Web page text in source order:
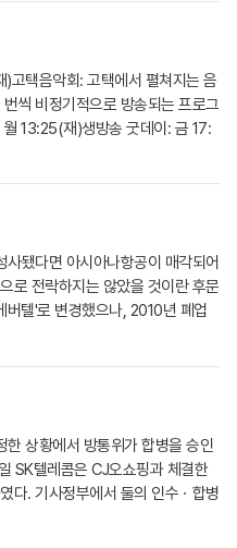
택음악회: 고택에서 펼쳐지는 음
씩 비정기적으로 방송되는 프로그
13:25(재)생방송 굿데이: 금 17:
됐다면 아시아나항공이 매각되어
로 전락하지는 않았을 것이란 후문
텔'로 변경했으나, 2010년 폐업
상황에서 방통위가 합병을 승인
SK텔레콤은 CJ오쇼핑과 체결한
다. 기사정부에서 둘의 인수ㆍ합병